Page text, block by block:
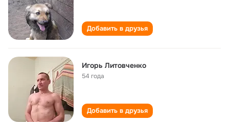
Добавить в друзья
Игорь Литовченко
54 года
Добавить в друзья